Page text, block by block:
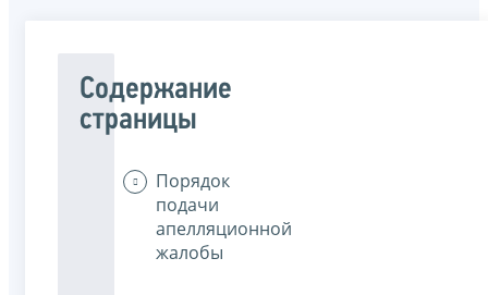
Содержание
страницы
Порядок
подачи
апелляционной
жалобы